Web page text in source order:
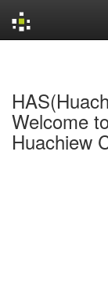
Welcome
Huachiew